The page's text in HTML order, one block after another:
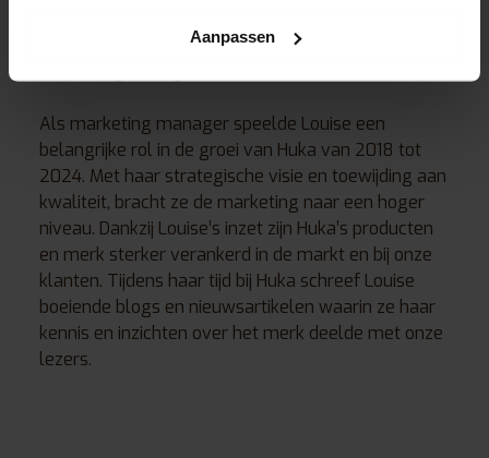
Aanpassen
Louise Jonkman
Als marketing manager speelde Louise een
belangrijke rol in de groei van Huka van 2018 tot
2024. Met haar strategische visie en toewijding aan
kwaliteit, bracht ze de marketing naar een hoger
niveau. Dankzij Louise’s inzet zijn Huka’s producten
en merk sterker verankerd in de markt en bij onze
klanten. Tijdens haar tijd bij Huka schreef Louise
boeiende blogs en nieuwsartikelen waarin ze haar
kennis en inzichten over het merk deelde met onze
lezers.